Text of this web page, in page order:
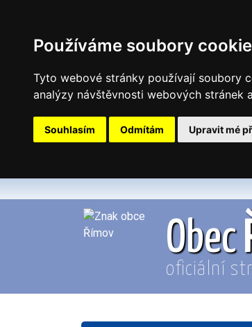
Používáme soubory
Tyto webové stránky používají soubory
analýzy návštěvnosti webových stránek
Souhlasím Odmítám Upravit mé
Obec
oficiální